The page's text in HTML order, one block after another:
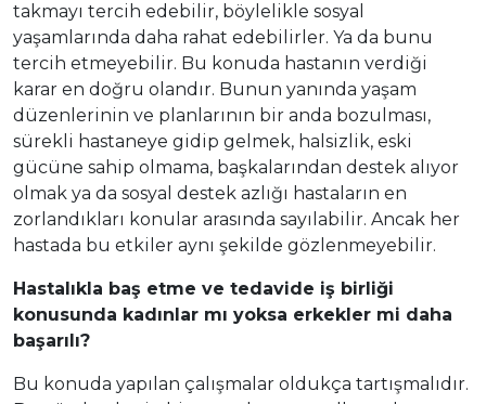
takmayı tercih edebilir, böylelikle sosyal
yaşamlarında daha rahat edebilirler. Ya da bunu
tercih etmeyebilir. Bu konuda hastanın verdiği
karar en doğru olandır. Bunun yanında yaşam
düzenlerinin ve planlarının bir anda bozulması,
sürekli hastaneye gidip gelmek, halsizlik, eski
gücüne sahip olmama, başkalarından destek alıyor
olmak ya da sosyal destek azlığı hastaların en
zorlandıkları konular arasında sayılabilir. Ancak her
hastada bu etkiler aynı şekilde gözlenmeyebilir.
Hastalıkla baş etme ve tedavide iş birliği
konusunda kadınlar mı yoksa erkekler mi daha
başarılı?
Bu konuda yapılan çalışmalar oldukça tartışmalıdır.